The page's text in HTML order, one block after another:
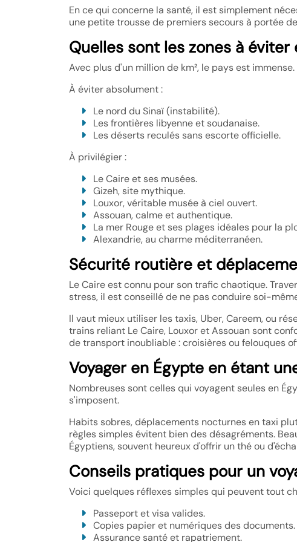
En ce qui concerne la santé, il est simplement
une petite trousse de premiers secours à portée
Quelles sont les zones à
Avec plus d'un million de km², le pays est immense.
À éviter absolument :
Le nord du Sinaï (instabilité).
Les frontières libyenne et soudanaise.
Les déserts reculés sans escorte officielle.
À privilégier :
Le Caire et ses musées.
Gizeh, site mythique.
Louxor, véritable musée à ciel ouvert.
Assouan, calme et authentique.
La mer Rouge et ses plages idéales pour la
Alexandrie, au charme méditerranéen.
Sécurité routière et
Le Caire est connu pour son trafic chaotique.
stress, il est conseillé de ne pas conduire soi-
Il vaut mieux utiliser les taxis, Uber, Careem, ou
trains reliant Le Caire, Louxor et Assouan sont
de transport inoubliable : croisières ou felouques
Voyager en Égypte en étant
Nombreuses sont celles qui voyagent seules en
s'imposent.
Habits sobres, déplacements nocturnes en taxi
règles simples évitent bien des désagréments.
Égyptiens, souvent heureux d'offrir un thé ou
Conseils pratiques pour un
Voici quelques réflexes simples qui peuvent tout
Passeport et visa valides.
Copies papier et numériques des documents.
Assurance santé et rapatriement.